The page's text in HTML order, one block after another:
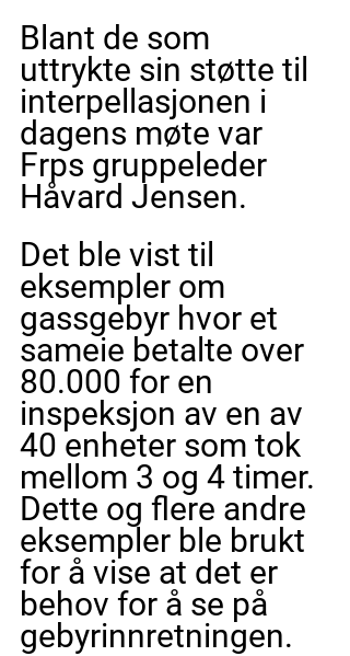
Blant de som
uttrykte sin støtte til
interpellasjonen i
dagens møte var
Frps gruppeleder
Håvard Jensen.
Det ble vist til
eksempler om
gassgebyr hvor et
sameie betalte over
80.000 for en
inspeksjon av en av
40 enheter som tok
mellom 3 og 4 timer.
Dette og flere andre
eksempler ble brukt
for å vise at det er
behov for å se på
gebyrinnretningen.